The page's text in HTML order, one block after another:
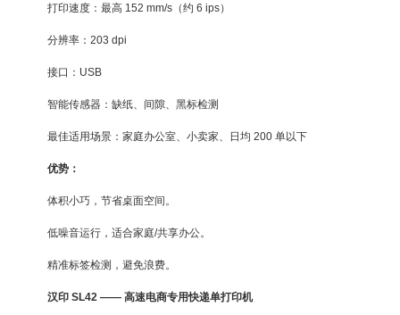
打印速度：最高 152 mm/s（约 6 ips）
分辨率：203 dpi
接口：USB
智能传感器：缺纸、间隙、黑标检测
最佳适用场景：家庭办公室、小卖家、日均 200 单以下
优势：
体积小巧，节省桌面空间。
低噪音运行，适合家庭/共享办公。
精准标签检测，避免浪费。
汉印 SL42 —— 高速电商专用快递单打印机